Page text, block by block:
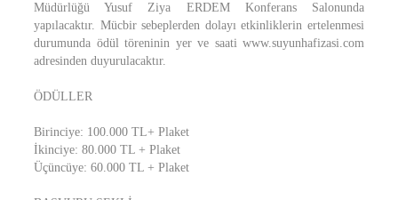
Müdürlüğü Yusuf Ziya ERDEM Konferans Salonunda
yapılacaktır. Mücbir sebeplerden dolayı etkinliklerin ertelenmesi
durumunda ödül töreninin yer ve saati www.suyunhafizasi.com
adresinden duyurulacaktır.
ÖDÜLLER
Birinciye: 100.000 TL+ Plaket
İkinciye: 80.000 TL + Plaket
Üçüncüye: 60.000 TL + Plaket